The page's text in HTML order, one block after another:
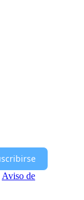
Aviso de